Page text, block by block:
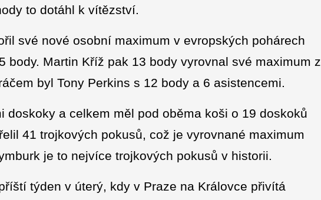
to dotáhl k vítězství.
své nové osobní maximum v evropských pohárech
body. Martin Kříž pak 13 body vyrovnal své maximum z
byl Tony Perkins s 12 body a 6 asistencemi.
doskoky a celkem měl pod oběma koši o 19 doskoků
41 trojkových pokusů, což je vyrovnané maximum
je to nejvíce trojkových pokusů v historii.
týden v úterý, kdy v Praze na Královce přivítá